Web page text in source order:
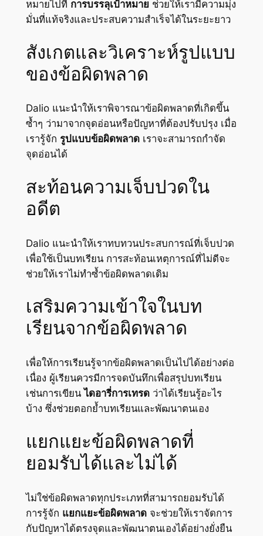
หมายไปที่ การบรรลุเป้าหมาย ช่วยให้เรามีความมุ่ง
มั่นที่แท้จริงและประสบความสำเร็จได้ในระยะยาว
สังเกตและวิเคราะห์รูปแบบ
ของข้อผิดพลาด
Dalio แนะนำให้เราพิจารณาข้อผิดพลาดที่เกิดขึ้น
ซ้ำๆ ว่ามาจากจุดอ่อนหรือปัญหาที่ต้องปรับปรุง เมื่อ
เรารู้จัก รูปแบบข้อผิดพลาดเราจะสามารถกำจัด
จุดอ่อนได้
สะท้อนความเจ็บปวดใน
อดีต
Dalio แนะนำให้เราทบทวนประสบการณ์ที่เจ็บปวด
เพื่อใช้เป็นบทเรียน การสะท้อนเหตุการณ์ที่ไม่ดีจะ
ช่วยให้เราไม่ทำซ้ำข้อผิดพลาดเดิม
เสริมความเข้าใจในบท
เรียนจากข้อผิดพลาด
เพื่อให้การเรียนรู้จากข้อผิดพลาดเป็นไปได้อย่างต่อ
เนื่อง ผู้เรียนควรมีการจดบันทึกเพื่อสรุปบทเรียน
เช่นการเขียนไดอารี่การเทรดว่าได้เรียนรู้อะไร
บ้าง ซึ่งช่วยตอกย้ำบทเรียนและพัฒนาตนเอง
แยกแยะข้อผิดพลาดที่
ยอมรับได้และไม่ได้
ไม่ใช่ข้อผิดพลาดทุกประเภทที่สามารถยอมรับได้
การรู้จัก แยกแยะข้อผิดพลาดจะช่วยให้เราจัดการ
กับปัญหาได้ตรงจุดและพัฒนาตนเองได้อย่างยั่งยืน